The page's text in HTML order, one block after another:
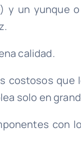
y un yunque
calidad.
costosos
solo en
con